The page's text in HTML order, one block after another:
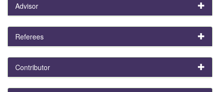
Advisor
Referees
Contributor